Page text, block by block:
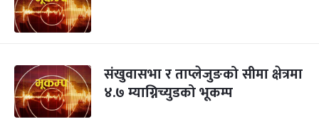
संखुवासभा र ताप्लेजुङको सीमा क्षेत्रमा
४.७ म्याग्निच्युडको भूकम्प